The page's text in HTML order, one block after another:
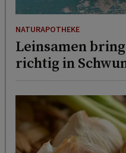
NATURAPOTHEKE
Leinsamen
richtig in